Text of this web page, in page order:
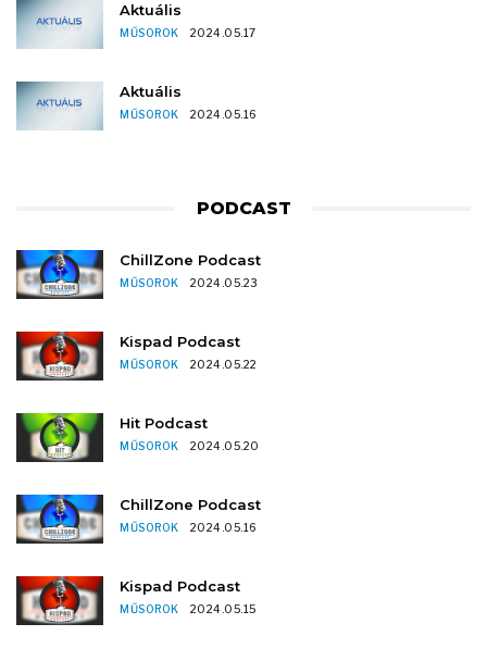
Aktuális
MŰSOROK 2024.05.17
Aktuális
MŰSOROK 2024.05.16
PODCAST
ChillZone Podcast
MŰSOROK 2024.05.23
Kispad Podcast
MŰSOROK 2024.05.22
Hit Podcast
MŰSOROK 2024.05.20
ChillZone Podcast
MŰSOROK 2024.05.16
Kispad Podcast
MŰSOROK 2024.05.15